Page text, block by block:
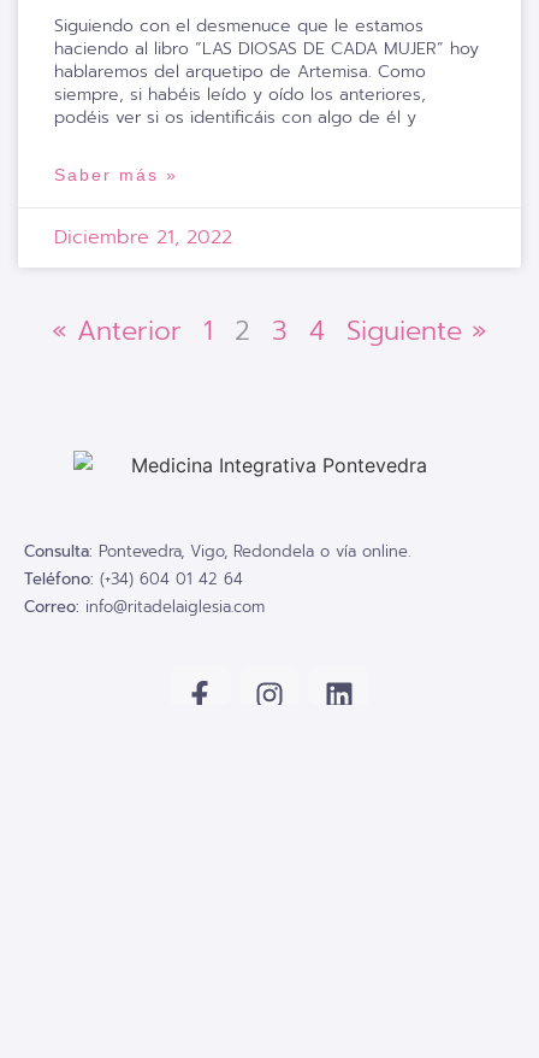
Siguiendo con el desmenuce que le estamos
haciendo al libro “LAS DIOSAS DE CADA MUJER” hoy
hablaremos del arquetipo de Artemisa. Como
siempre, si habéis leído y oído los anteriores,
podéis ver si os identificáis con algo de él y
Saber más »
Diciembre 21, 2022
« Anterior 1 2 3 4 Siguiente »
Consulta: Pontevedra, Vigo, Redondela o vía online.
Teléfono: (+34) 604 01 42 64
Correo: info@ritadelaiglesia.com